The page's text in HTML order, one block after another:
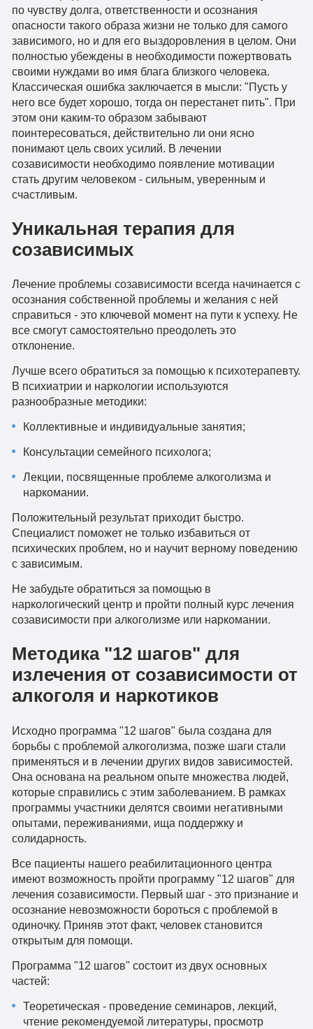
по чувству долга, ответственности и осознания
опасности такого образа жизни не только для самого
зависимого, но и для его выздоровления в целом. Они
полностью убеждены в необходимости пожертвовать
своими нуждами во имя блага близкого человека.
Классическая ошибка заключается в мысли: "Пусть у
него все будет хорошо, тогда он перестанет пить". При
этом они каким-то образом забывают
поинтересоваться, действительно ли они ясно
понимают цель своих усилий. В лечении
созависимости необходимо появление мотивации
стать другим человеком - сильным, уверенным и
счастливым.
Уникальная терапия для
созависимых
Лечение проблемы созависимости всегда начинается с
осознания собственной проблемы и желания с ней
справиться - это ключевой момент на пути к успеху. Не
все смогут самостоятельно преодолеть это
отклонение.
Лучше всего обратиться за помощью к психотерапевту.
В психиатрии и наркологии используются
разнообразные методики:
Коллективные и индивидуальные занятия;
Консультации семейного психолога;
Лекции, посвященные проблеме алкоголизма и
наркомании.
Положительный результат приходит быстро.
Специалист поможет не только избавиться от
психических проблем, но и научит верному поведению
с зависимым.
Не забудьте обратиться за помощью в
наркологический центр и пройти полный курс лечения
созависимости при алкоголизме или наркомании.
Методика "12 шагов" для
излечения от созависимости от
алкоголя и наркотиков
Исходно программа "12 шагов" была создана для
борьбы с проблемой алкоголизма, позже шаги стали
применяться и в лечении других видов зависимостей.
Она основана на реальном опыте множества людей,
которые справились с этим заболеванием. В рамках
программы участники делятся своими негативными
опытами, переживаниями, ища поддержку и
солидарность.
Все пациенты нашего реабилитационного центра
имеют возможность пройти программу "12 шагов" для
лечения созависимости. Первый шаг - это признание и
осознание невозможности бороться с проблемой в
одиночку. Приняв этот факт, человек становится
открытым для помощи.
Программа "12 шагов" состоит из двух основных
частей:
Теоретическая - проведение семинаров, лекций,
чтение рекомендуемой литературы, просмотр